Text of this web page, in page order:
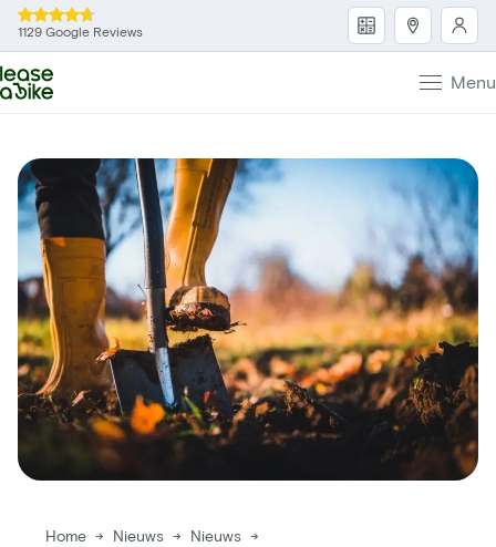
1129 Google Reviews
Menu
Home → Nieuws → Nieuws →